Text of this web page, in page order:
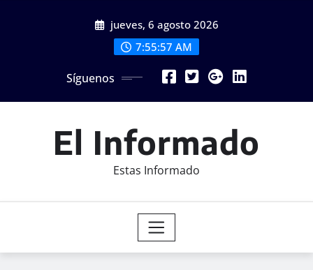
jueves, 6 agosto 2026
7:55:58 AM
Síguenos
El Informado
Estas Informado